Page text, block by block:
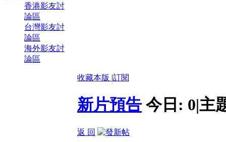
香港影友討
論區
台灣影友討
論區
海外影友討
論區
收藏本版 |訂閱
新片預告 今日: 0|主
返 回